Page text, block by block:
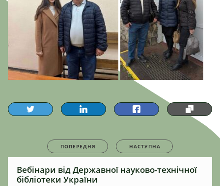
ПОПЕРЕДНЯ НАСТУПНА
Вебінари від Державної науково-технічної
бібліотеки України